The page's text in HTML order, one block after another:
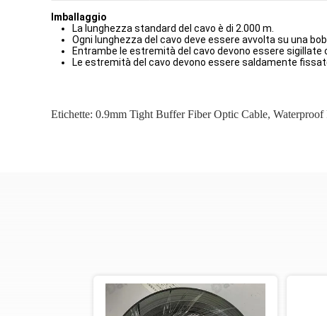
Imballaggio
La lunghezza standard del cavo è di 2.000 m.
Ogni lunghezza del cavo deve essere avvolta su una
Entrambe le estremità del cavo devono essere sigillate
Le estremità del cavo devono essere saldamente
Etichette: 0.9mm Tight Buffer Fiber Optic Cable, Waterproof